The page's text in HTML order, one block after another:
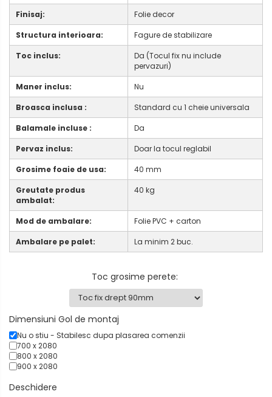
Finisaj:
Folie decor
Structura interioara:
Fagure de stabilizare
Toc inclus:
Da (Tocul fix nu include
pervazuri)
Maner inclus:
Nu
Broasca inclusa :
Standard cu 1 cheie universala
Balamale incluse :
Da
Pervaz inclus:
Doar la tocul reglabil
Grosime foaie de usa:
40 mm
Greutate produs
ambalat:
40 kg
Mod de ambalare:
Folie PVC + carton
Ambalare pe palet:
La minim 2 buc.
Toc grosime perete:
Dimensiuni Gol de montaj
Nu o stiu - Stabilesc dupa plasarea comenzii
700 x 2080
800 x 2080
900 x 2080
Deschidere